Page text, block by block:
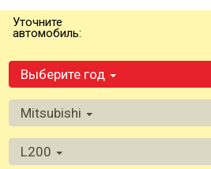
Уточните
автомобиль:
Выберите год
Mitsubishi
L200